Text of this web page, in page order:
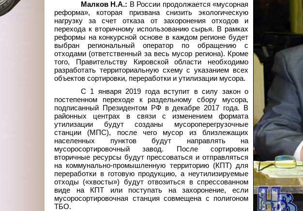
Малков Н.А.: B России продолжается «мусорная
реформа», которая призвана снизить экологическую
нагрузку за счет отказа от захоронения отходов и
перехода к вторичному использованию сырья. В рамках
реформы на конкурсной основе в каждом регионе будет
выбран региональный оператор по обращению с
отходами (ответственный за весь мусор региона). Кроме
того, Правительству Кировской области необходимо
разработать территориальную схему с указанием всех
объектов сортировки, переработки и утилизации мусора.
С 1 января 2019 года вступит в силу закон о
постепенном переходе к раздельному сбору мусора,
подписанный Президентом РФ в декабре 2017 года. В
районных центрах в связи с изменением формата
утилизации будут созданы мусороперегрузочные
станции (МПС), после чего мусор из близлежащих
населенных пунктов будут направлять нa
мусоросортировочный завод. После сортировки
вторичные ресурсы будут прессоваться и отправляться
на коммунально-промышленную территорию (КПТ) для
переработки в готовую продукцию, а неутилизируемые
отходы («хвосты») будут отвозиться в спрессованном
виде на КПТ или поступать на захоронение, если
мусоросортировочная станция совмещена с полигоном
ТБО.